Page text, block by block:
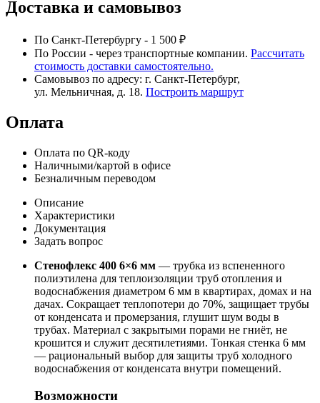
Доставка и самовывоз
По Санкт-Петербургу - 1 500 ₽
По России - через транспортные компании. Рассчитать
стоимость доставки самостоятельно.
Самовывоз по адресу: г. Санкт-Петербург,
ул. Мельничная, д. 18. Построить маршрут
Оплата
Оплата по QR-коду
Наличными/картой в офисе
Безналичным переводом
Описание
Характеристики
Документация
Задать вопрос
Стенофлекс 400 6×6 мм — трубка из вспененного
полиэтилена для теплоизоляции труб отопления и
водоснабжения диаметром 6 мм в квартирах, домах и на
дачах. Сокращает теплопотери до 70%, защищает трубы
от конденсата и промерзания, глушит шум воды в
трубах. Материал с закрытыми порами не гниёт, не
крошится и служит десятилетиями. Тонкая стенка 6 мм
— рациональный выбор для защиты труб холодного
водоснабжения от конденсата внутри помещений.
Возможности